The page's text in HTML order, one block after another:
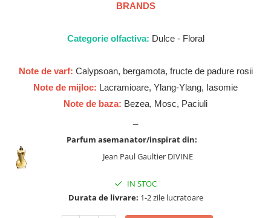
Cadouri pentru EL
Branduri
Adyan by Anfar
Al Fakhr Perfumes
Anfar London
Ard al Zaafaran
BRANDS
Categorie olfactiva: Dulce - Floral
Note de varf: Calypsoan, bergamota, fructe de padure rosii
Note de mijloc: Lacramioare, Ylang-Ylang, Iasomie
Note de baza: Bezea, Mosc, Paciuli
Parfum asemanator/inspirat din:
Jean Paul Gaultier DIVINE
IN STOC
Durata de livrare: 1-2 zile lucratoare